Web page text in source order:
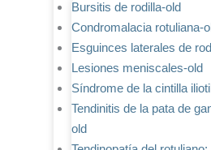
Bursitis de rodilla-old
Condromalacia rotuliana-
Esguinces laterales de
Lesiones meniscales-old
Síndrome de la cintilla
Tendinitis de la pata de
old